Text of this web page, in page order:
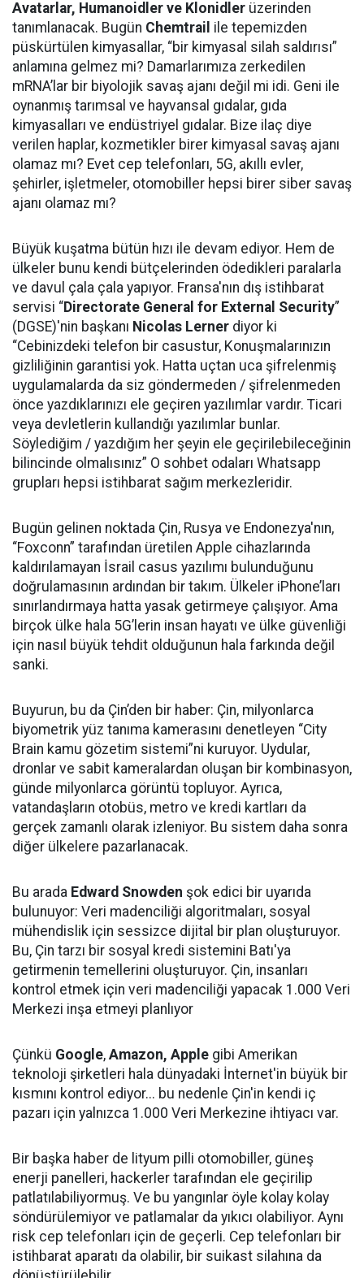
Avatarlar, Humanoidler ve Klonidler üzerinden
tanımlanacak. Bugün Chemtrail ile tepemizden
püskürtülen kimyasallar, “bir kimyasal silah saldırısı”
anlamına gelmez mi? Damarlarımıza zerkedilen
mRNA’lar bir biyolojik savaş ajanı değil mi idi. Geni ile
oynanmış tarımsal ve hayvansal gıdalar, gıda
kimyasalları ve endüstriyel gıdalar. Bize ilaç diye
verilen haplar, kozmetikler birer kimyasal savaş ajanı
olamaz mı? Evet cep telefonları, 5G, akıllı evler,
şehirler, işletmeler, otomobiller hepsi birer siber savaş
ajanı olamaz mı?
Büyük kuşatma bütün hızı ile devam ediyor. Hem de
ülkeler bunu kendi bütçelerinden ödedikleri paralarla
ve davul çala çala yapıyor. Fransa'nın dış istihbarat
servisi “Directorate General for External Security”
(DGSE)'nin başkanı Nicolas Lerner diyor ki
“Cebinizdeki telefon bir casustur, Konuşmalarınızın
gizliliğinin garantisi yok. Hatta uçtan uca şifrelenmiş
uygulamalarda da siz göndermeden / şifrelenmeden
önce yazdıklarınızı ele geçiren yazılımlar vardır. Ticari
veya devletlerin kullandığı yazılımlar bunlar.
Söylediğim / yazdığım her şeyin ele geçirilebileceğinin
bilincinde olmalısınız” O sohbet odaları Whatsapp
grupları hepsi istihbarat sağım merkezleridir.
Bugün gelinen noktada Çin, Rusya ve Endonezya'nın,
“Foxconn” tarafından üretilen Apple cihazlarında
kaldırılamayan İsrail casus yazılımı bulunduğunu
doğrulamasının ardından bir takım. Ülkeler iPhone’ları
sınırlandırmaya hatta yasak getirmeye çalışıyor. Ama
birçok ülke hala 5G’lerin insan hayatı ve ülke güvenliği
için nasıl büyük tehdit olduğunun hala farkında değil
sanki.
Buyurun, bu da Çin’den bir haber: Çin, milyonlarca
biyometrik yüz tanıma kamerasını denetleyen “City
Brain kamu gözetim sistemi”ni kuruyor. Uydular,
dronlar ve sabit kameralardan oluşan bir kombinasyon,
günde milyonlarca görüntü topluyor. Ayrıca,
vatandaşların otobüs, metro ve kredi kartları da
gerçek zamanlı olarak izleniyor. Bu sistem daha sonra
diğer ülkelere pazarlanacak.
Bu arada Edward Snowden şok edici bir uyarıda
bulunuyor: Veri madenciliği algoritmaları, sosyal
mühendislik için sessizce dijital bir plan oluşturuyor.
Bu, Çin tarzı bir sosyal kredi sistemini Batı'ya
getirmenin temellerini oluşturuyor. Çin, insanları
kontrol etmek için veri madenciliği yapacak 1.000 Veri
Merkezi inşa etmeyi planlıyor
Çünkü Google, Amazon, Apple gibi Amerikan
teknoloji şirketleri hala dünyadaki İnternet'in büyük bir
kısmını kontrol ediyor... bu nedenle Çin'in kendi iç
pazarı için yalnızca 1.000 Veri Merkezine ihtiyacı var.
Bir başka haber de lityum pilli otomobiller, güneş
enerji panelleri, hackerler tarafından ele geçirilip
patlatılabiliyormuş. Ve bu yangınlar öyle kolay kolay
söndürülemiyor ve patlamalar da yıkıcı olabiliyor. Aynı
risk cep telefonları için de geçerli. Cep telefonları bir
istihbarat aparatı da olabilir, bir suikast silahına da